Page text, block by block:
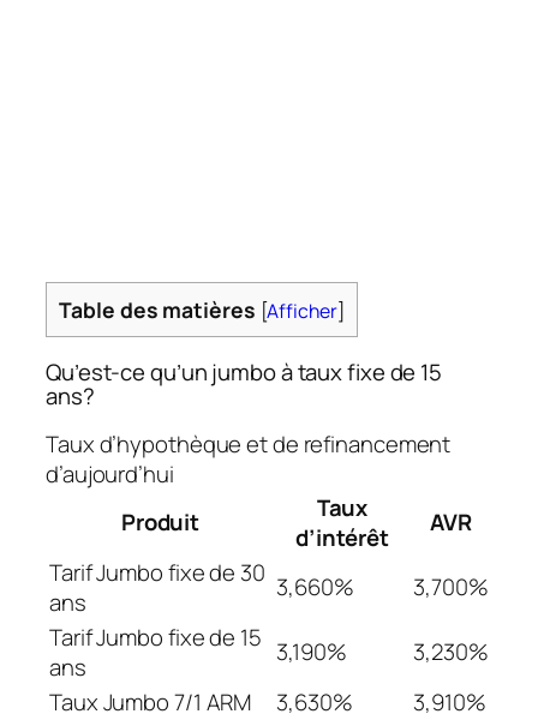
Table des matières [Afficher]
Qu’est-ce qu’un jumbo à taux fixe de 15
ans?
Taux d’hypothèque et de refinancement
d’aujourd’hui
Produit
Taux
d’intérêt
AVR
Tarif Jumbo fixe de 30
ans
3,660%
3,700%
Tarif Jumbo fixe de 15
ans
3,190%
3,230%
Taux Jumbo 7/1 ARM
3,630%
3,910%